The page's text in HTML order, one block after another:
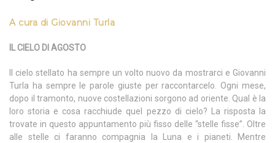
A cura di Giovanni Turla
IL CIELO DI AGOSTO
Il cielo stellato ha sempre un volto nuovo da mostrarci e Giovanni
Turla ha sempre le parole giuste per raccontarcelo. Ogni mese,
dopo il tramonto, nuove costellazioni sorgono ad oriente. Qual è la
loro storia e cosa racchiude quel pezzo di cielo? La risposta la
trovate in questo appuntamento più fisso delle “stelle fisse”. Oltre
alle stelle ci faranno compagnia la Luna e i pianeti. Mentre